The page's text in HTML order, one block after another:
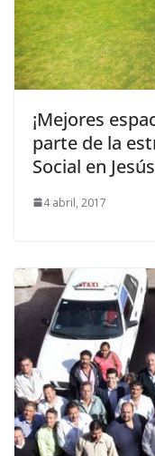
¡Mejores
parte de la
Social en
4 abril, 2017